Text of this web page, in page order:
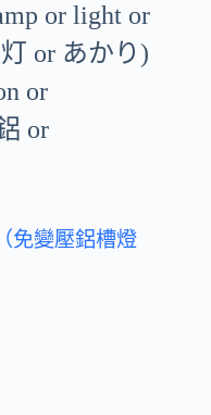
or light or
or あかり)
or
or
免變壓鋁槽燈